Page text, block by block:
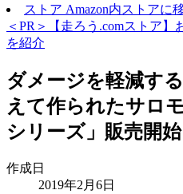
ストア Amazon内ストアに
＜PR＞【走ろう.comストア
を紹介
ダメージを軽減す
えて作られたサロ
シリーズ」販売開始
作成日
2019年2月6日